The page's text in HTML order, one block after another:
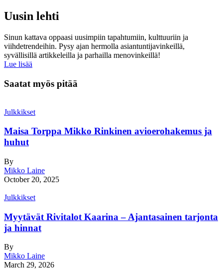
Uusin lehti
Sinun kattava oppaasi uusimpiin tapahtumiin, kulttuuriin ja
viihdetrendeihin. Pysy ajan hermolla asiantuntijavinkeillä,
syvällisillä artikkeleilla ja parhailla menovinkeillä!
Lue lisää
Saatat myös pitää
Julkkikset
Maisa Torppa Mikko Rinkinen avioerohakemus ja
huhut
By
Mikko Laine
October 20, 2025
Julkkikset
Myytävät Rivitalot Kaarina – Ajantasainen tarjonta
ja hinnat
By
Mikko Laine
March 29, 2026